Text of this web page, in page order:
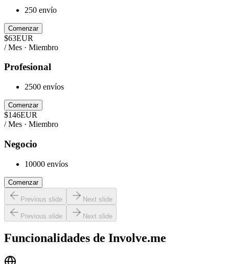
250 envío
Comenzar
$63EUR
/ Mes · Miembro
Profesional
2500 envíos
Comenzar
$146EUR
/ Mes · Miembro
Negocio
10000 envíos
Comenzar
Previous slide Next slide
Previous slide Next slide
Funcionalidades de Involve.me